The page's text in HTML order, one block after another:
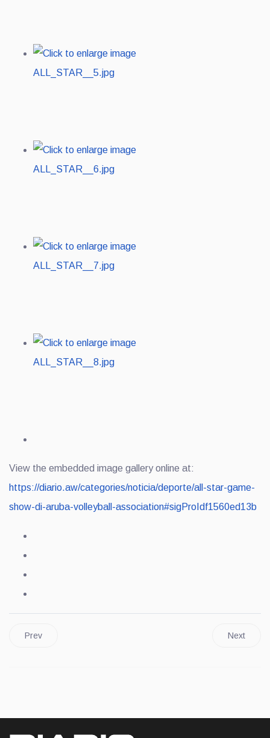
View the embedded image gallery online at:
https://diario.aw/categories/noticia/deporte/all-star-game-
show-di-aruba-volleyball-association#sigProIdf1560ed13b
Prev Next